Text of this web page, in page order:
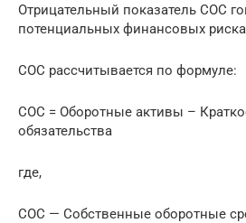
Отрицательный показатель СОС
потенциальных финансовых
СОС рассчитывается по формуле:
СОС = Оборотные активы –
обязательства
где,
СОС — Собственные оборотные